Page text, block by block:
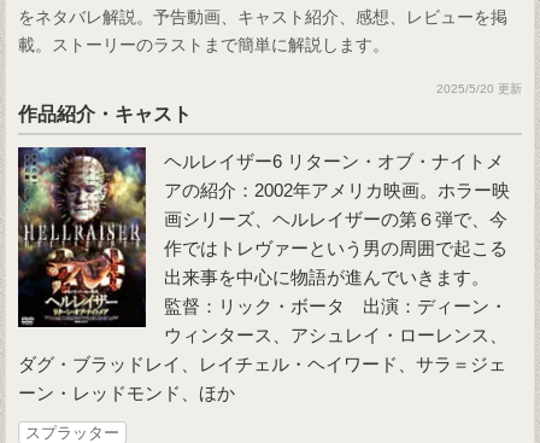
をネタバレ解説。予告動画、キャスト紹介、感想、レビューを掲
載。ストーリーのラストまで簡単に解説します。
2025/5/20 更新
作品紹介・キャスト
ヘルレイザー6 リターン・オブ・ナイトメ
アの紹介：2002年アメリカ映画。ホラー映
画シリーズ、ヘルレイザーの第６弾で、今
作ではトレヴァーという男の周囲で起こる
出来事を中心に物語が進んでいきます。
監督：リック・ボータ 出演：ディーン・
ウィンタース、アシュレイ・ローレンス、
ダグ・ブラッドレイ、レイチェル・ヘイワード、サラ＝ジェ
ーン・レッドモンド、ほか
スプラッター